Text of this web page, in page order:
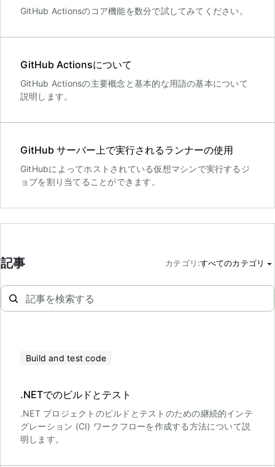
GitHub Actionsのコア機能を数分で試してみてください。
GitHub Actionsについて
GitHub Actionsの主要概念と基本的な用語の基本について
説明します。
GitHub サーバー上で実行されるランナーの使用
GitHubによってホストされている仮想マシンで実行するジ
ョブを割り当てることができます。
記事 カテゴリ :すべてのカテゴリ
Build and test code
.NETでのビルドとテスト
.NET プロジェクトのビルドとテストのための継続的インテ
グレーション (CI) ワークフローを作成する方法について説
明します。